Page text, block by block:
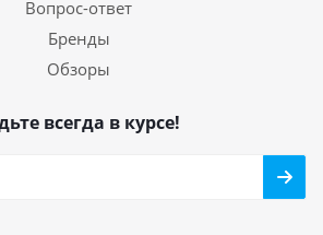
Вопрос-ответ
Бренды
Обзоры
всегда в курсе!